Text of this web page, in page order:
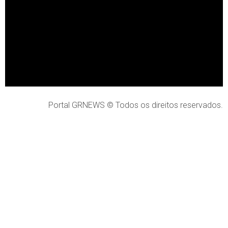
Portal GRNEWS © Todos os direitos reservados.